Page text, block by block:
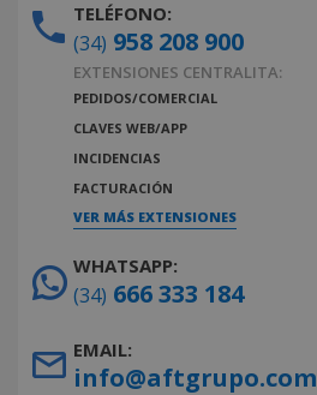
TELÉFONO:
(34) 958 208 900
EXTENSIONES CENTRALITA:
PEDIDOS/COMERCIAL
CLAVES WEB/APP
INCIDENCIAS
FACTURACIÓN
VER MÁS EXTENSIONES
WHATSAPP:
(34) 666 333 184
EMAIL:
info@aftgrupo.com